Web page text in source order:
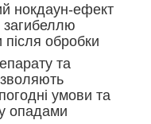
нокдаун-ефект
загибеллю
після обробки
та
умови та
опадами